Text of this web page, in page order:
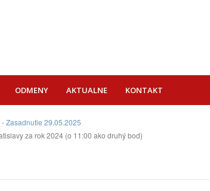
ODMENY AKTUALNE KONTAKT
Zasadnutie 29.05.2025
za rok 2024 (o 11:00 ako druhý bod)